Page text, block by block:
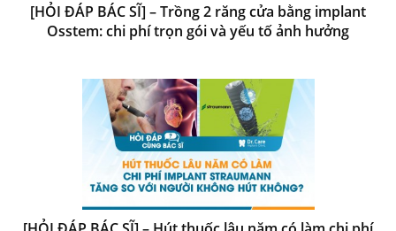
[HỎI ĐÁP BÁC SĨ] – Trồng 2 răng cửa bằng implant
Osstem: chi phí trọn gói và yếu tố ảnh hưởng